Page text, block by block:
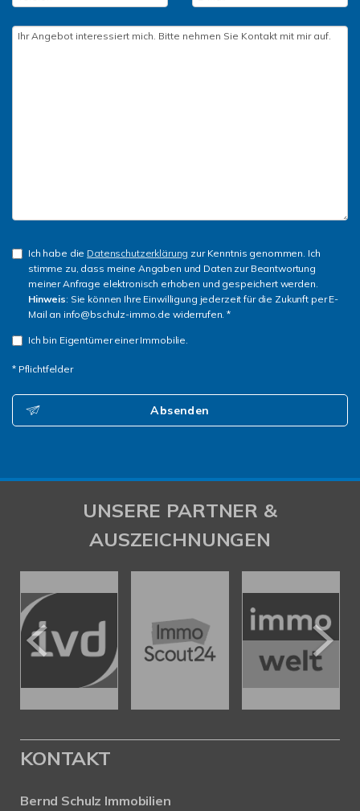
Ich habe die Datenschutzerklärung zur Kenntnis genommen. Ich
stimme zu, dass meine Angaben und Daten zur Beantwortung
meiner Anfrage elektronisch erhoben und gespeichert werden.
Hinweis: Sie können Ihre Einwilligung jederzeit für die Zukunft per E-
Mail an info@bschulz-immo.de widerrufen. *
Ich bin Eigentümer einer Immobilie.
* Pflichtfelder
Absenden
UNSERE PARTNER &
AUSZEICHNUNGEN
KONTAKT
Bernd Schulz Immobilien